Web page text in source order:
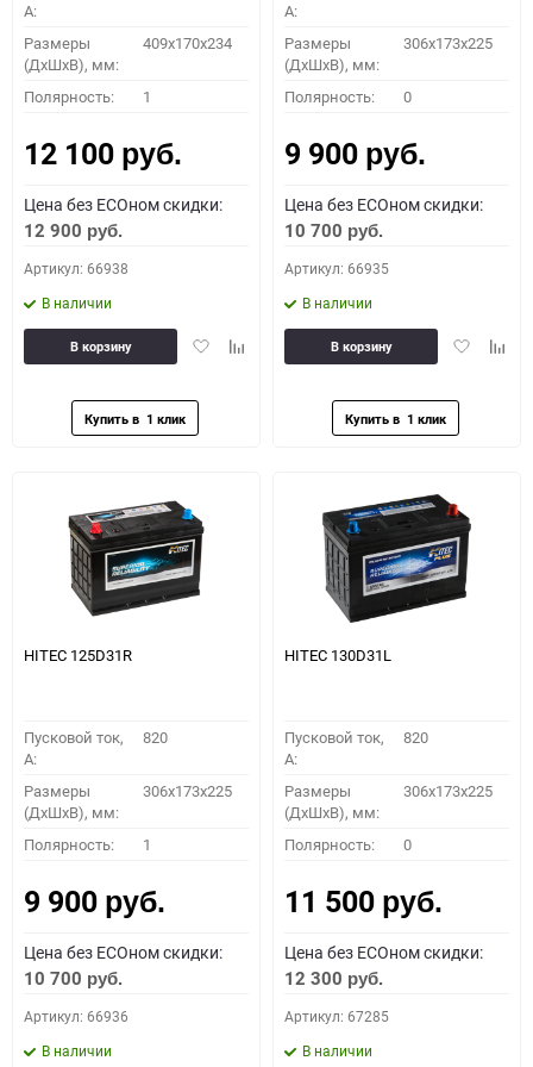
A:
Размеры
(ДхШхВ), мм:
409x170x234
Полярность: 1
12 100 руб.
Цена без ECOном скидки:
12 900 руб.
Артикул: 66938
В наличии
ДобавитьДобавить
В корзину
A:
Размеры
(ДхШхВ), мм:
306x173x225
Полярность: 0
9 900 руб.
Цена без ECOном скидки:
10 700 руб.
Артикул: 66935
В наличии
Добавить
В корзину
HITEC 125D31R
Пусковой ток,
A:
820
Размеры
(ДхШхВ), мм:
306x173x225
Полярность: 1
9 900 руб.
Цена без ECOном скидки:
10 700 руб.
Артикул: 66936
В наличии
HITEC 130D31L
Пусковой ток,
A:
820
Размеры
(ДхШхВ), мм:
306x173x225
Полярность: 0
11 500 руб.
Цена без ECOном скидки:
12 300 руб.
Артикул: 67285
В наличии